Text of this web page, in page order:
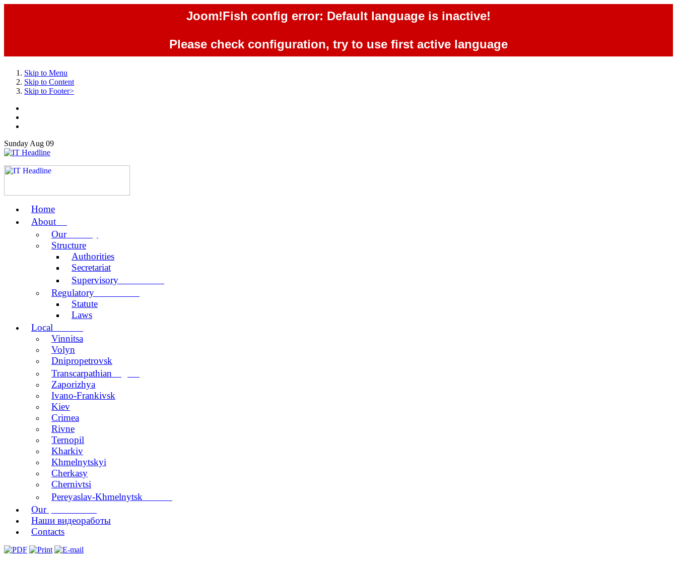
Joom!Fish config error: Default language is inactive!
Please check configuration, try to use first active language
Skip to Menu
Skip to Content
Skip to Footer>
Sunday Aug 09
Home
About
Ouractivity
Structure
Authorities
Secretariat
Supervisory
Regulatory
Statute
Laws
Local
Vinnitsa
Volyn
Dnipropetrovsk
Transcarpathian
Zaporizhya
Ivano-Frankivsk
Kiev
Crimea
Rivne
Ternopil
Kharkiv
Khmelnytskyi
Cherkasy
Chernivtsi
Pereyaslav-Khmelnytsk
Ourpublications
Наши видеоработы
Contacts